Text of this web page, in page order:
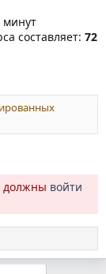
минут
составляет: 72
должны войти